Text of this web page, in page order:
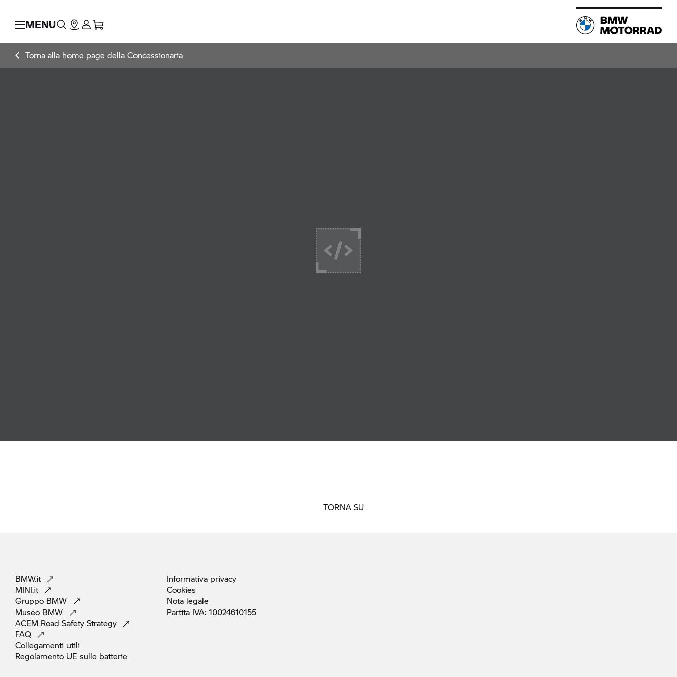
MENU
Torna alla home page della Concessionaria
TORNA SU
BMW.it
MINI.it
Gruppo BMW
Museo BMW
ACEM Road Safety Strategy
FAQ
Collegamenti utili
Regolamento UE sulle batterie
Informativa privacy
Cookies
Nota legale
Partita IVA: 10024610155